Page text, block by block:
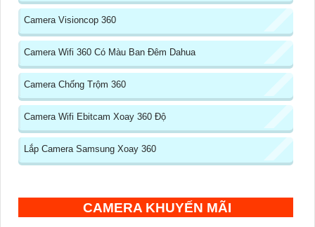
Camera Visioncop 360
Camera Wifi 360 Có Màu Ban Đêm Dahua
Camera Chống Trộm 360
Camera Wifi Ebitcam Xoay 360 Độ
Lắp Camera Samsung Xoay 360
CAMERA KHUYẾN MÃI